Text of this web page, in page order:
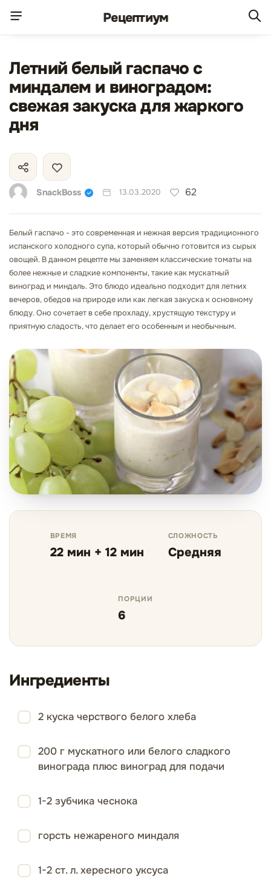
Рецептиум
Летний белый гаспачо с
миндалем и виноградом:
свежая закуска для жаркого
дня
SnackBoss 13.03.2020 62
Белый гаспачо - это современная и нежная версия традиционного
испанского холодного супа, который обычно готовится из сырых
овощей. В данном рецепте мы заменяем классические томаты на
более нежные и сладкие компоненты, такие как мускатный
виноград и миндаль. Это блюдо идеально подходит для летних
вечеров, обедов на природе или как легкая закуска к основному
блюду. Оно сочетает в себе прохладу, хрустящую текстуру и
приятную сладость, что делает его особенным и необычным.
ВРЕМЯ
22 мин + 12 мин
СЛОЖНОСТЬ
Средняя
ПОРЦИИ
6
Ингредиенты
2 куска черствого белого хлеба
200 г мускатного или белого сладкого
винограда плюс виноград для подачи
1-2 зубчика чеснока
горсть нежареного миндаля
1-2 ст. л. хересного уксуса